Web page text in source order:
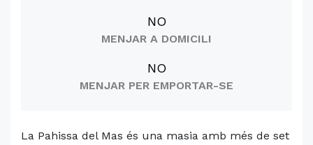
NO
MENJAR A DOMICILI
NO
MENJAR PER EMPORTAR-SE
La Pahissa del Mas és una masia amb més de set